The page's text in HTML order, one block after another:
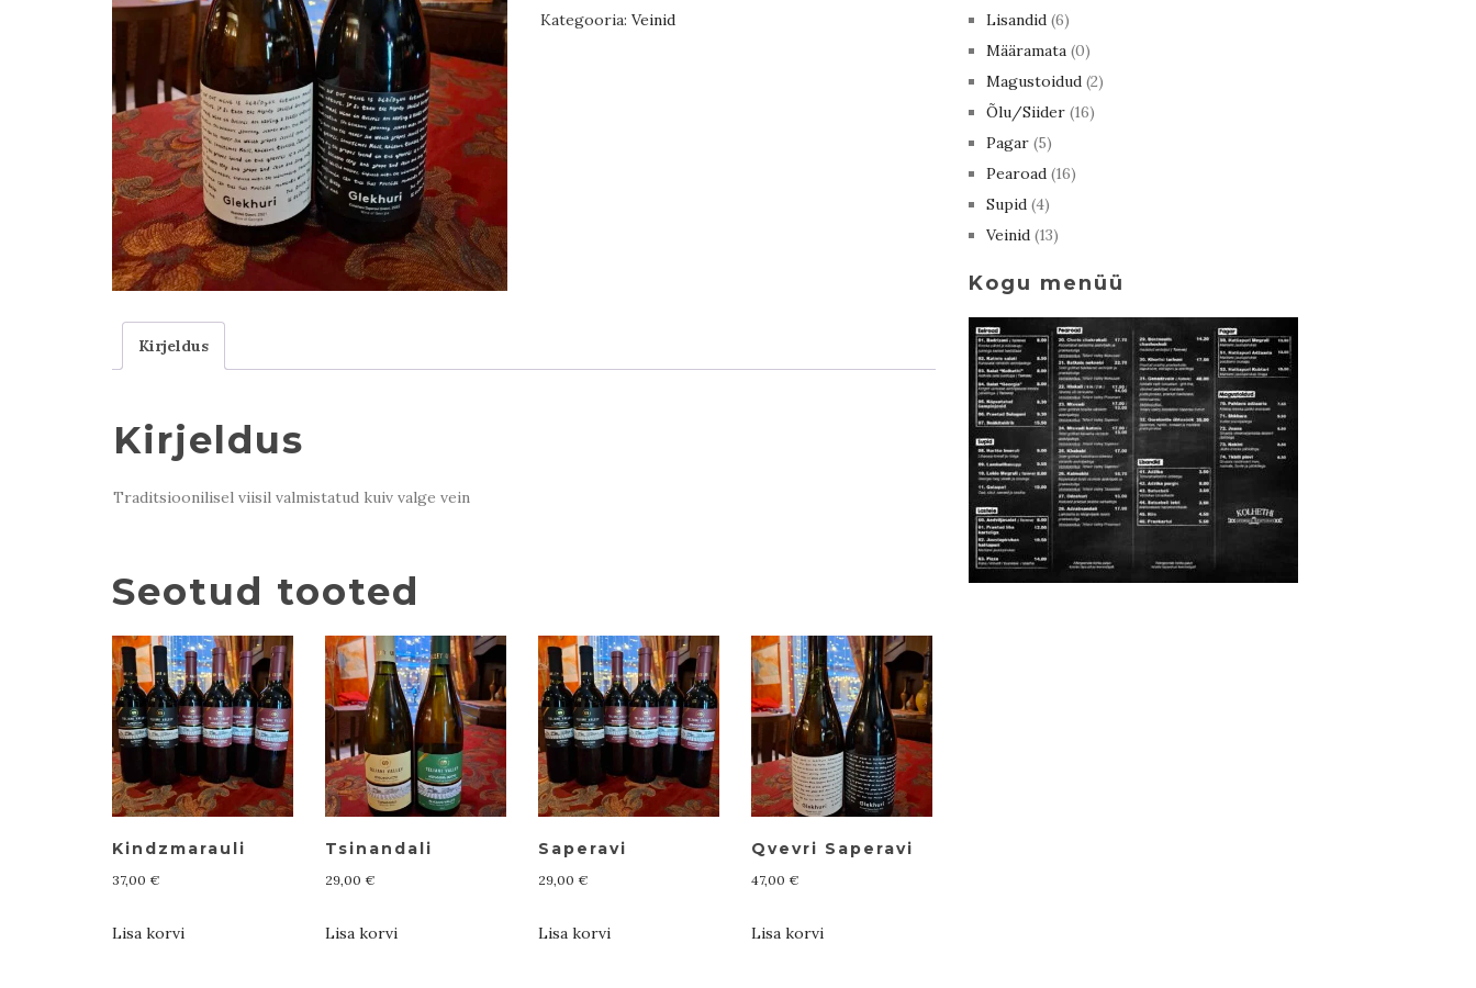
Kategooria: Veinid
Kirjeldus
Kirjeldus
Traditsioonilisel viisil valmistatud kuiv valge vein
Seotud tooted
Kindzmarauli
37,00 €
Lisa korvi
Tsinandali
29,00 €
Lisa korvi
Saperavi
29,00 €
Lisa korvi
Qvevri Saperavi
47,00 €
Lisa korvi
Lisandid (6)
Määramata (0)
Magustoidud (2)
Õlu/Siider (16)
Pagar (5)
Pearoad (16)
Supid (4)
Veinid (13)
Kogu menüü